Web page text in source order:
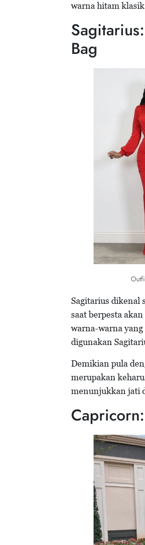
warna hitam
Bag
Sagitarius dikenal
saat berpesta
warna-warna yang
digunakan
Demikian pula
merupakan
menunjukkan jati